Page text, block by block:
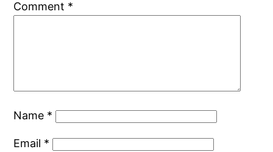
Comment *
Name *
Email *